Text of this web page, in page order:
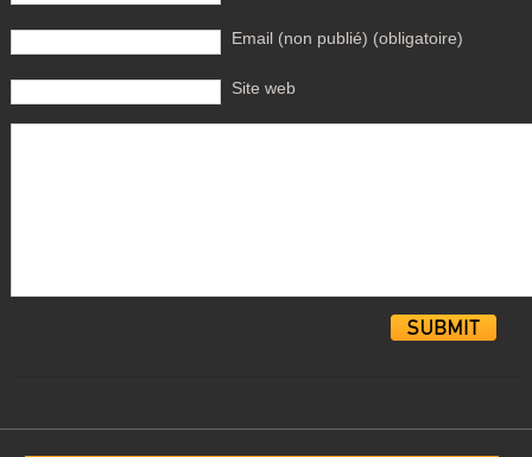
Email (non publié) (obligatoire)
Site web